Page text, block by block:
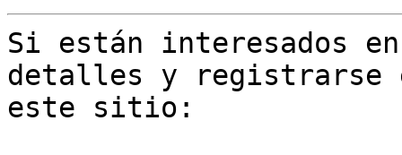
Si están interesados
detalles y registrarse
este sitio: